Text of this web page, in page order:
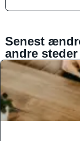
Senest
andre steder